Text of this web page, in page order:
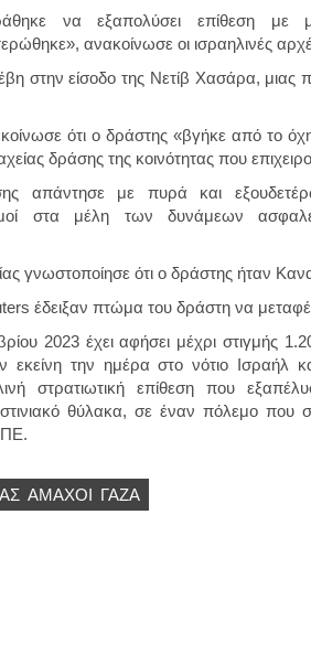
να εξαπολύσει επίθεση με
ανακοίνωσε οι ισραηλινές
στην είσοδο της Νετίβ Χασάρα, μιας
ότι ο δράστης «βγήκε από το
δράσης της κοινότητας που
απάντησε με πυρά και
στα μέλη των δυνάμεων
γνωστοποίησε ότι ο δράστης ήταν
έδειξαν πτώμα του δράστη να
2023 έχει αφήσει μέχρι στιγμής
την ημέρα στο νότιο Ισραήλ
στρατιωτική επίθεση που
θύλακα, σε έναν πόλεμο που
ΆΜΑΧΟΙ ΓΆΖΑ